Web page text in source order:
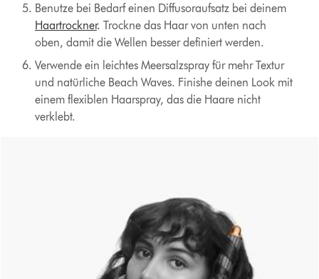
Benutze bei Bedarf einen Diffusoraufsatz bei deinem
Haartrockner. Trockne das Haar von unten nach
oben, damit die Wellen besser definiert werden.
Verwende ein leichtes Meersalzspray für mehr Textur
und natürliche Beach Waves. Finishe deinen Look mit
einem flexiblen Haarspray, das die Haare nicht
verklebt.